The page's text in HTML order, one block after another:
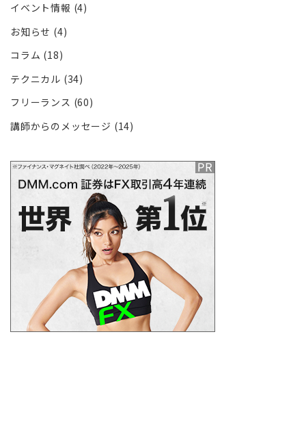
イベント情報 (4)
お知らせ (4)
コラム (18)
テクニカル (34)
フリーランス (60)
講師からのメッセージ (14)